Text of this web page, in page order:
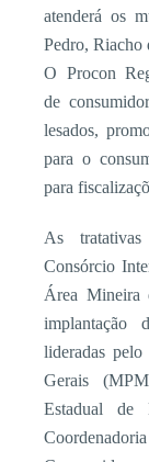
atenderá os
Pedro, Riacho
O Procon
de
lesados,
para o
para
As
Consórcio
Área Mineira
implantação
lideradas
Gerais
Estadual de